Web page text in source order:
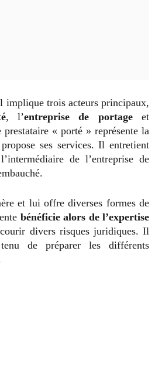
implique trois acteurs principaux,
, l’entreprise de portageet
prestataire « porté » représente la
ses services. Il entretient
de l’entreprise de
et lui offre diverses formes de
bénéficie alors de l’expertise
divers risques juridiques. Il
de préparer les différents